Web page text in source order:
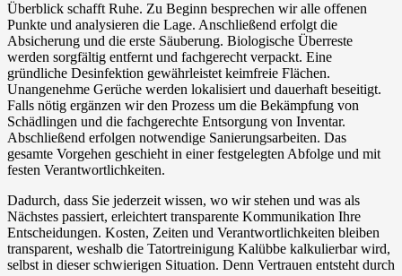
Überblick schafft Ruhe. Zu Beginn besprechen wir alle offenen
Punkte und analysieren die Lage. Anschließend erfolgt die
Absicherung und die erste Säuberung. Biologische Überreste
werden sorgfältig entfernt und fachgerecht verpackt. Eine
gründliche Desinfektion gewährleistet keimfreie Flächen.
Unangenehme Gerüche werden lokalisiert und dauerhaft beseitigt.
Falls nötig ergänzen wir den Prozess um die Bekämpfung von
Schädlingen und die fachgerechte Entsorgung von Inventar.
Abschließend erfolgen notwendige Sanierungsarbeiten. Das
gesamte Vorgehen geschieht in einer festgelegten Abfolge und mit
festen Verantwortlichkeiten.
Dadurch, dass Sie jederzeit wissen, wo wir stehen und was als
Nächstes passiert, erleichtert transparente Kommunikation Ihre
Entscheidungen. Kosten, Zeiten und Verantwortlichkeiten bleiben
transparent, weshalb die Tatortreinigung Kalübbe kalkulierbar wird,
selbst in dieser schwierigen Situation. Denn Vertrauen entsteht durch